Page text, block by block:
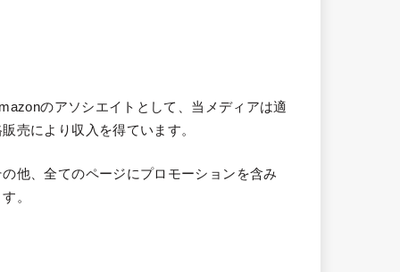
のアソシエイトとして、当メディアは適
販売により収入を得ています。
の他、全てのページにプロモーションを含み
。